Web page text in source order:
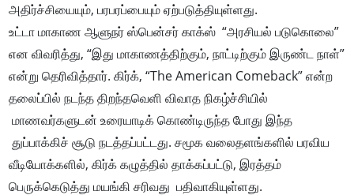
அதிர்ச்சியையும், பரபரப்பையும் ஏற்படுத்தியுள்ளது.
உட்டா மாகாண ஆளுநர் ஸ்பென்சர் காக்ஸ் “அரசியல் படுகொலை”
என விவரித்து, “இது மாகாணத்திற்கும், நாட்டிற்கும் இருண்ட நாள்”
என்று தெரிவித்தார். கிர்க், “The American Comeback” என்ற
தலைப்பில் நடந்த திறந்தவெளி விவாத நிகழ்ச்சியில்
மாணவர்களுடன் உரையாடிக் கொண்டிருந்த போது இந்த
துப்பாக்கிச் சூடு நடத்தப்பட்டது. சமூக வலைதளங்களில் பரவிய
வீடியோக்களில், கிர்க் கழுத்தில் தாக்கப்பட்டு, இரத்தம்
பெருக்கெடுத்து மயங்கி சரிவது பதிவாகியுள்ளது.